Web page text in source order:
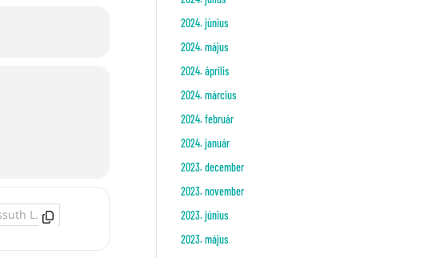
- Zamárdi Kertmozi []
2024. június
2024. május
2024. április
2024. március
2024. február
2024. január
2023. december
2023. november
2023. június
2023. május